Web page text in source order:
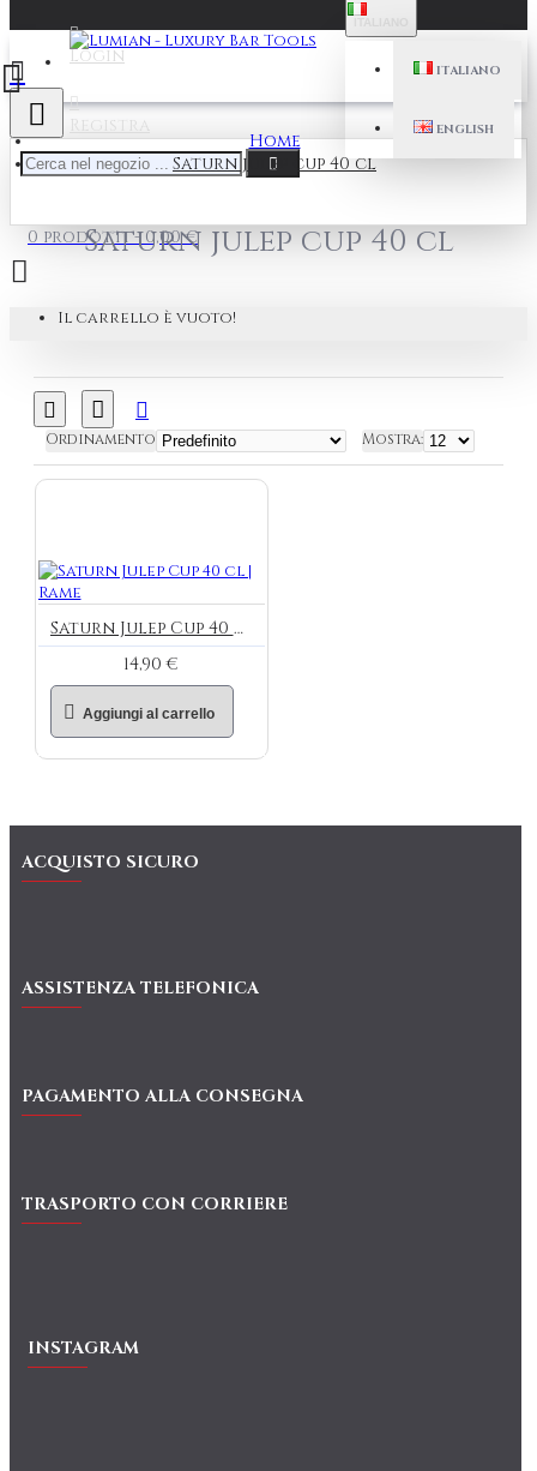
Login
Registra
ITALIANO
ENGLISH
0 prodotti - 0,00 €
Il carrello è vuoto!
Home
Saturn julep cup 40 cl
Saturn julep cup 40 cl
Ordinamento Mostra:
Saturn Julep Cup 40 cl | Rame
14,90 €
Aggiungi al carrello
ACQUISTO SICURO
ASSISTENZA TELEFONICA
PAGAMENTO ALLA CONSEGNA
TRASPORTO CON CORRIERE
INSTAGRAM